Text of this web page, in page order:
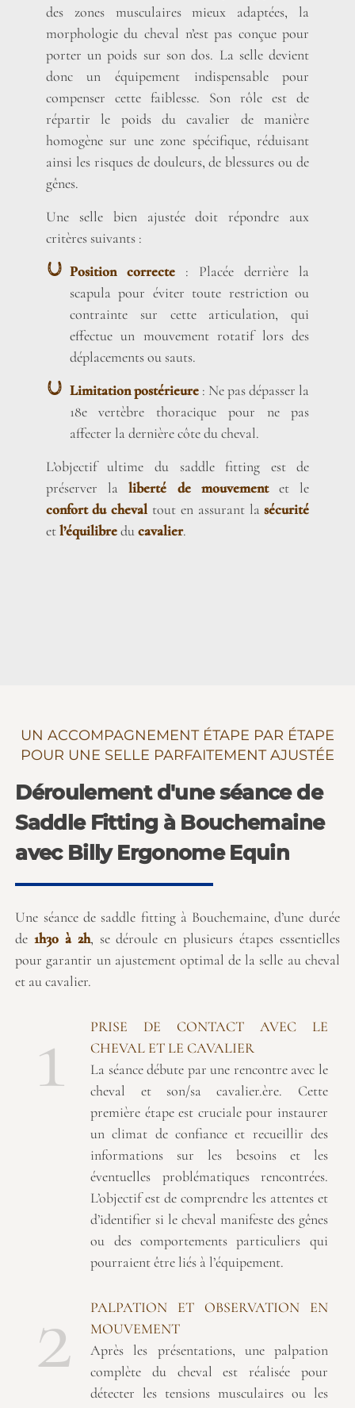
des zones musculaires mieux adaptées, la
morphologie du cheval n’est pas conçue pour
porter un poids sur son dos. La selle devient
donc un équipement indispensable pour
compenser cette faiblesse. Son rôle est de
répartir le poids du cavalier de manière
homogène sur une zone spécifique, réduisant
ainsi les risques de douleurs, de blessures ou de
gênes.
Une selle bien ajustée doit répondre aux
critères suivants :
Position correcte: Placée derrière la
scapula pour éviter toute restriction ou
contrainte sur cette articulation, qui
effectue un mouvement rotatif lors des
déplacements ou sauts.
Limitation postérieure: Ne pas dépasser la
18e vertèbre thoracique pour ne pas
affecter la dernière côte du cheval.
L’objectif ultime du saddle fitting est de
préserver laliberté de mouvementet le
confort du cheval tout en assurant lasécurité
etl’équilibreducavalier.
UN ACCOMPAGNEMENT ÉTAPE PAR ÉTAPE
POUR UNE SELLE PARFAITEMENT AJUSTÉE
Déroulement d'une séance de
Saddle Fitting à Bouchemaine
avec Billy Ergonome Equin
Une séance de saddle fitting à Bouchemaine, d’une durée
de1h30 à 2h, se déroule en plusieurs étapes essentielles
pour garantir un ajustement optimal de la selle au cheval
et au cavalier.
1
PRISE DE CONTACT AVEC LE
CHEVAL ET LE CAVALIER
La séance débute par une rencontre avec le
cheval et son/sa cavalier.ère. Cette
première étape est cruciale pour instaurer
un climat de confiance et recueillir des
informations sur les besoins et les
éventuelles problématiques rencontrées.
L’objectif est de comprendre les attentes et
d’identifier si le cheval manifeste des gênes
ou des comportements particuliers qui
pourraient être liés à l’équipement.
2
PALPATION ET OBSERVATION EN
MOUVEMENT
Après les présentations, une palpation
complète du cheval est réalisée pour
détecter les tensions musculaires ou les